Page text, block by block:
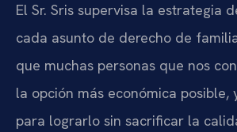
El Sr. Sris supervisa la estrategia
cada asunto de derecho de
que muchas personas que nos
la opción más económica posible,
para lograrlo sin sacrificar la